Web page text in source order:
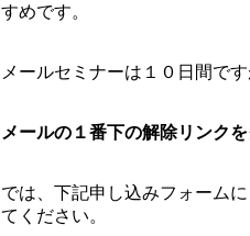
すめです。
メールセミナーは１０日間で
メールの１番下の解除リンク
では、下記申し込みフォーム
てください。